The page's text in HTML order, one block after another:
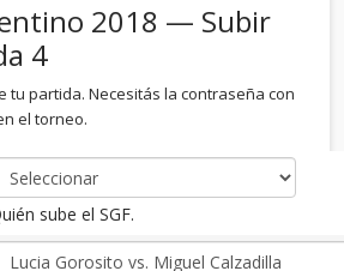
2018 — Subir
4
tu partida. Necesitás la contraseña con
el torneo.
sube el SGF.